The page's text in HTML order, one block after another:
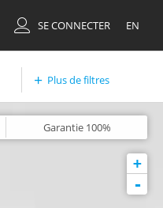
SE CONNECTER EN
Plus de filtres
Garantie 100%
+
-